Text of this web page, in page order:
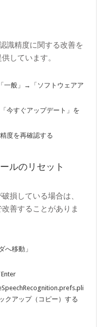
識精度に関する改善を
しています。
般」→「ソフトウェアア
今すぐアップデート」を
度を再確認する
ルのリセット
損している場合は、
善することがありま
へ移動」
クアップ（コピー）する